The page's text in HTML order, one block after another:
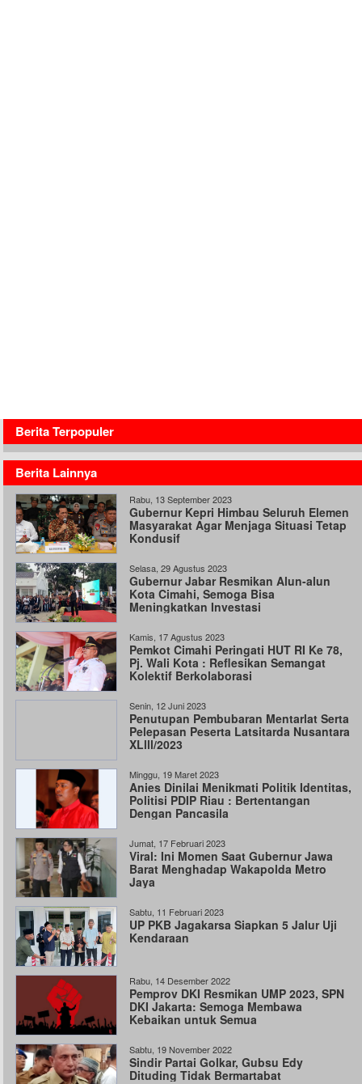
Berita Terpopuler
Berita Lainnya
Rabu, 13 September 2023
Gubernur Kepri Himbau Seluruh Elemen
Masyarakat Agar Menjaga Situasi Tetap
Kondusif
Selasa, 29 Agustus 2023
Gubernur Jabar Resmikan Alun-alun
Kota Cimahi, Semoga Bisa
Meningkatkan Investasi
Kamis, 17 Agustus 2023
Pemkot Cimahi Peringati HUT RI Ke 78,
Pj. Wali Kota : Reflesikan Semangat
Kolektif Berkolaborasi
Senin, 12 Juni 2023
Penutupan Pembubaran Mentarlat Serta
Pelepasan Peserta Latsitarda Nusantara
XLlll/2023
Minggu, 19 Maret 2023
Anies Dinilai Menikmati Politik Identitas,
Politisi PDIP Riau : Bertentangan
Dengan Pancasila
Jumat, 17 Februari 2023
Viral: Ini Momen Saat Gubernur Jawa
Barat Menghadap Wakapolda Metro
Jaya
Sabtu, 11 Februari 2023
UP PKB Jagakarsa Siapkan 5 Jalur Uji
Kendaraan
Rabu, 14 Desember 2022
Pemprov DKI Resmikan UMP 2023, SPN
DKI Jakarta: Semoga Membawa
Kebaikan untuk Semua
Sabtu, 19 November 2022
Sindir Partai Golkar, Gubsu Edy
Dituding Tidak Bermartabat